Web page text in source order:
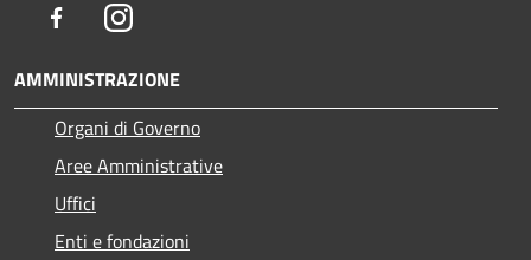
FacebookInstagram
AMMINISTRAZIONE
Organi di Governo
Aree Amministrative
Uffici
Enti e fondazioni